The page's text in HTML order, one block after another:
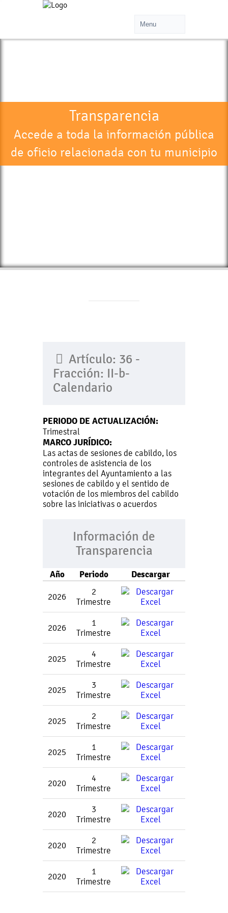
Transparencia
Accede a toda la información pública
de oficio relacionada con tu municipio
Artículo: 36 -
Fracción: II-b-
Calendario
PERIODO DE ACTUALIZACIÓN:
Trimestral
MARCO JURÍDICO:
Las actas de sesiones de cabildo, los
controles de asistencia de los
integrantes del Ayuntamiento a las
sesiones de cabildo y el sentido de
votación de los miembros del cabildo
sobre las iniciativas o acuerdos
Información de
Transparencia
Año Periodo Descargar
2026
2
Trimestre
2026
1
Trimestre
2025
4
Trimestre
2025
3
Trimestre
2025
2
Trimestre
2025
1
Trimestre
2020
4
Trimestre
2020
3
Trimestre
2020
2
Trimestre
2020
1
Trimestre